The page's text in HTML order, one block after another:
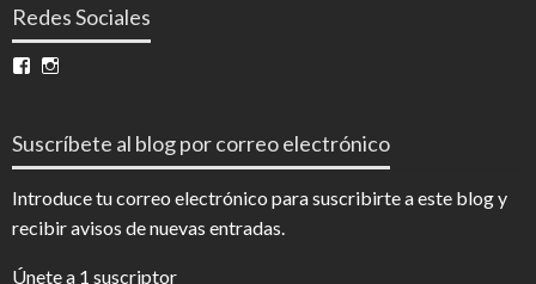
Redes Sociales
Ver
en en
Suscríbete al blog por correo electrónico
Introduce tu correo electrónico para suscribirte a este blog y
recibir avisos de nuevas entradas.
Únete a 1 suscriptor